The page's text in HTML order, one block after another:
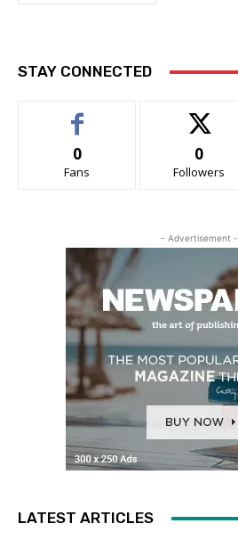
STAY CONNECTED
0
Fans
0
Followers
- Advertisement -
LATEST ARTICLES